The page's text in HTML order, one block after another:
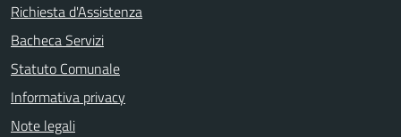
Richiesta d'Assistenza
Bacheca Servizi
Statuto Comunale
Informativa privacy
Note legali